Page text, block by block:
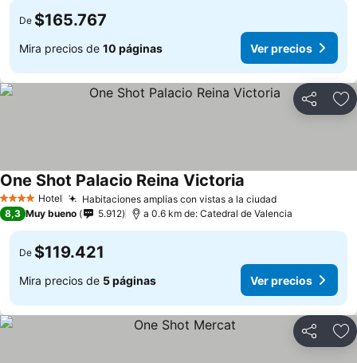
De $165.767
Mira precios de 10 páginas Ver precios
Compartir
4 EstrellasHotel Habitaciones amplias con vistas a la ciudad
One Shot Palacio Reina Victoria
8,3 Muy bueno 5.912 a 0.6 km de: Catedral de Valencia
De $119.421
Mira precios de 5 páginas Ver precios
Compartir